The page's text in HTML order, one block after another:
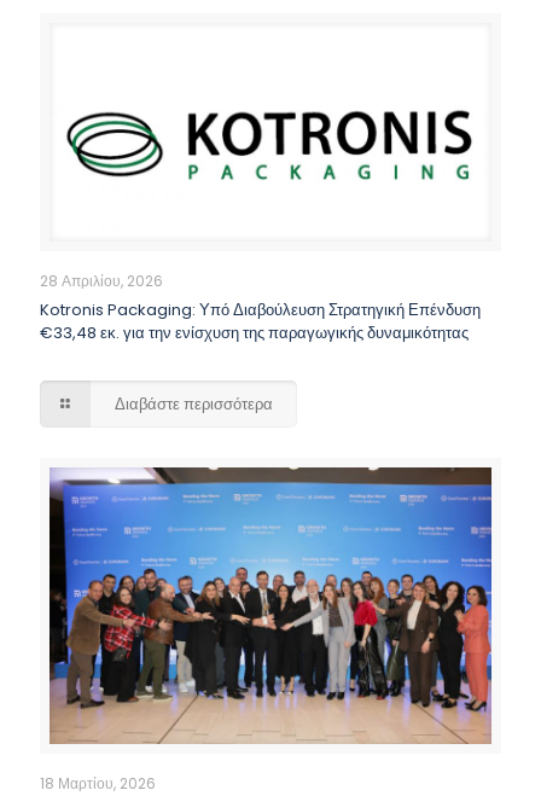
28 Απριλίου, 2026
Kotronis Packaging: Υπό Διαβούλευση Στρατηγική Επένδυση
€33,48 εκ. για την ενίσχυση της παραγωγικής δυναμικότητας
Διαβάστε περισσότερα
18 Μαρτίου, 2026